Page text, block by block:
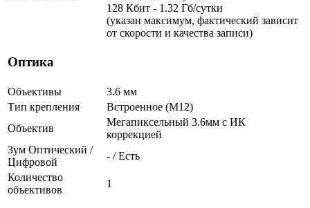
128 Кбит - 1.32 Гб/сутки
(указан максимум, фактический зависит
от скорости и качества записи)
Оптика
Объективы
3.6 мм
Тип крепления
Встроенное (М12)
Объектив
Мегапиксельный 3.6мм с ИК
коррекцией
Зум Оптический /
Цифровой
- / Есть
Количество
объективов
1